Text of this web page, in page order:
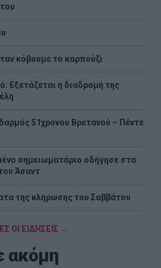
κόβουμε το καρπούζι
Εξετάζεται η διαδρομή της
51χρονου Βρετανού – Πέντε
σημειωματάριο οδήγησε στα
Άσαντ
της κλήρωσης του Σαββάτου
ΟΙ ΕΙΔΗΣΕΙΣ →
ακόμη